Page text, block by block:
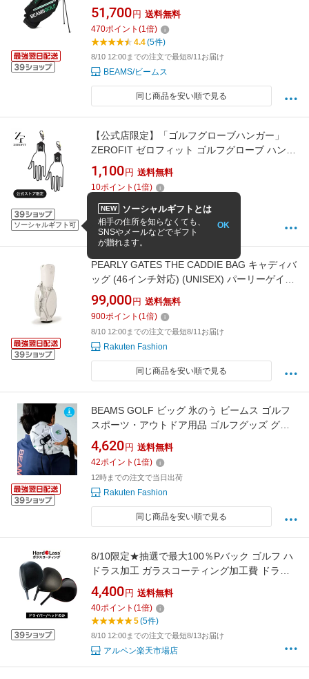
ト プレゼント BEAMS GOLF ビームス ゴルフ
スポーツ・アウトドア用品 ゴルフグッズ ネイ
ビー ベージュ ブラック【送料無料】[Rakuten
51,700 円 送料無料
470ポイント (1倍)
4.4(5件)
8/10 12:00までの注文で最短8/11お届け
BEAMS/ビームス
同じ商品を安い順で見る
ソーシャルギフト可
【公式店限定】「ゴルフグローブハンガー」
ZEROFIT ゼロフィット ゴルフグローブ ハンガ
ー 2個セット セット ゴルフ グローブ ホルダー
キャディバッグ 乾燥 型崩れ防止 手袋 ハンガー
イオンスポーツ
1,100 円 送料無料
10ポイント (1倍)
12時までの決済で当日発送(土日祝も対応)
ZEROFIT公式 楽天市場店
PEARLY GATES THE CADDIE BAG キャディバ
ッグ (46インチ対応) (UNISEX) パーリーゲイツ
スポーツ・アウトドア用品 ゴルフグッズ ホワ
イト ネイビー シルバー【送料無料】
99,000 円 送料無料
900ポイント (1倍)
8/10 12:00までの注文で最短8/11お届け
Rakuten Fashion
同じ商品を安い順で見る
BEAMS GOLF ビッグ 氷のう ビームス ゴルフ
スポーツ・アウトドア用品 ゴルフグッズ グリ
ーン ホワイト ネイビー【送料無料】
4,620 円 送料無料
42ポイント (1倍)
12時までの注文で当日出荷
Rakuten Fashion
同じ商品を安い順で見る
8/10限定★抽選で最大100％Pバック ゴルフ ハ
ドラス加工 ガラスコーティング加工費 ドライ
バー ヘッド部施工 加工開始後の返品不可
4,400 円 送料無料
40ポイント (1倍)
5(5件)
8/10 12:00までの注文で最短8/13お届け
アルペン楽天市場店
NEW ソーシャルギフトとは
相手の住所を知らなくても、
SNSやメールなどでギフト
が贈れます。
OK